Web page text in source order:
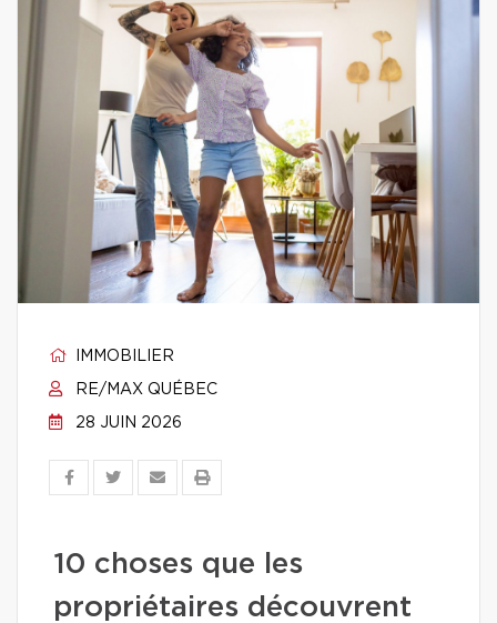
IMMOBILIER
RE/MAX QUÉBEC
28 JUIN 2026
10 choses que les
propriétaires découvrent